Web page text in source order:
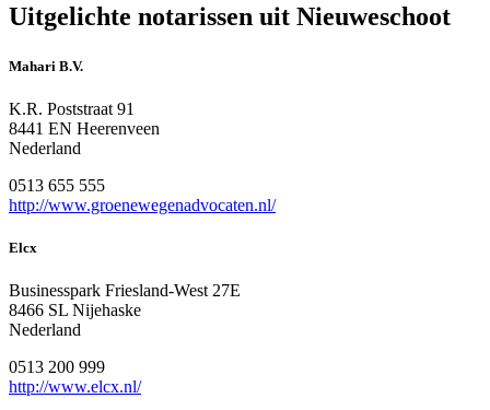
Uitgelichte notarissen uit Nieuweschoot
Mahari B.V.
K.R. Poststraat 91
8441 EN Heerenveen
Nederland
0513 655 555
http://www.groenewegenadvocaten.nl/
Elcx
Businesspark Friesland-West 27E
8466 SL Nijehaske
Nederland
0513 200 999
http://www.elcx.nl/